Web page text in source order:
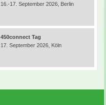
16.-17. September 2026, Berlin
450connect Tag
17. September 2026, Köln